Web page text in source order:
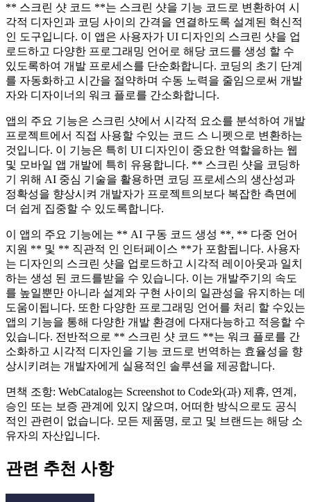
** 스크린 샷 코드 **는 스크린 샷을 기능 코드로 변환하여 시
각적 디자인과 코딩 사이의 간격을 연결하도록 설계된 혁신적
인 도구입니다. 이 앱은 사용자가 UI 디자인의 스크린 샷을 업
로드하고 다양한 프로그래밍 언어로 해당 코드를 생성 할 수
있도록하여 개발 프로세스를 단순화합니다. 코딩의 초기 단계
를 자동화하고 시간을 절약하며 수동 노력을 줄임으로써 개발
자와 디자이너의 워크 플로를 간소화합니다.
앱의 주요 기능은 스크린 샷에서 시각적 요소를 분석하여 개발
프로젝트에서 직접 사용할 수있는 코드 스 니펫으로 변환하는
것입니다. 이 기능은 특히 UI 디자인이 중요한 역할을하는 웹
및 모바일 앱 개발에 특히 유용합니다. ** 스크린 샷을 코딩하
기 위해 AI 중심 기술을 활용하면 코딩 프로세스의 생산성과
정확성을 향상시켜 개발자가 프로젝트의보다 복잡한 측면에
더 쉽게 집중할 수 있도록합니다.
이 앱의 주요 기능에는 ** AI 구동 코드 생성 **, ** 다중 언어
지원 ** 및 ** 직관적 인 인터페이스 **가 포함됩니다. 사용자
는 디자인의 스크린 샷을 업로드하고 시각적 레이아웃과 일치
하는 생성 된 코드를받을 수 있습니다. 이는 개발주기의 속도
를 높일뿐만 아니라 설계와 구현 사이의 일관성을 유지하는 데
도움이됩니다. 또한 다양한 프로그래밍 언어를 처리 할 수있는
앱의 기능을 통해 다양한 개발 환경에 다재다능하고 적응할 수
있습니다. 전반적으로 ** 스크린 샷 코드 **는 워크 플로를 간
소화하고 시각적 디자인을 기능 코드로 번역하는 효율성을 향
상시키려는 개발자에게 실용적인 솔루션을 제공합니다.
면책 조항: WebCatalog는 Screenshot to Code와(과) 제휴, 연계,
승인 또는 보증 관계에 있지 않으며, 어떠한 방식으로도 공식
적인 관련이 없습니다. 모든 제품명, 로고 및 브랜드는 해당 소
유자의 자산입니다.
관련 추천 사항